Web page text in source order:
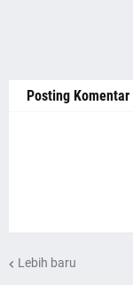
Posting Komentar
Lebih baru